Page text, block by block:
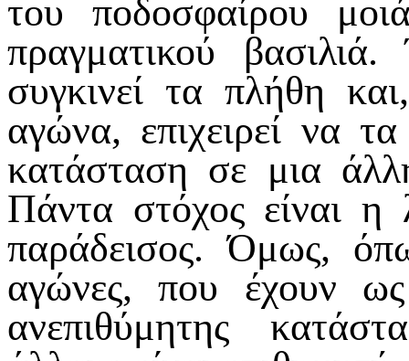
του ποδοσφαίρου
πραγματικού
συγκινεί τα πλήθη
αγώνα, επιχειρεί να
κατάσταση σε μια
Πάντα στόχος είναι
παράδεισος. Όμως,
αγώνες, που έχουν
ανεπιθύμητης